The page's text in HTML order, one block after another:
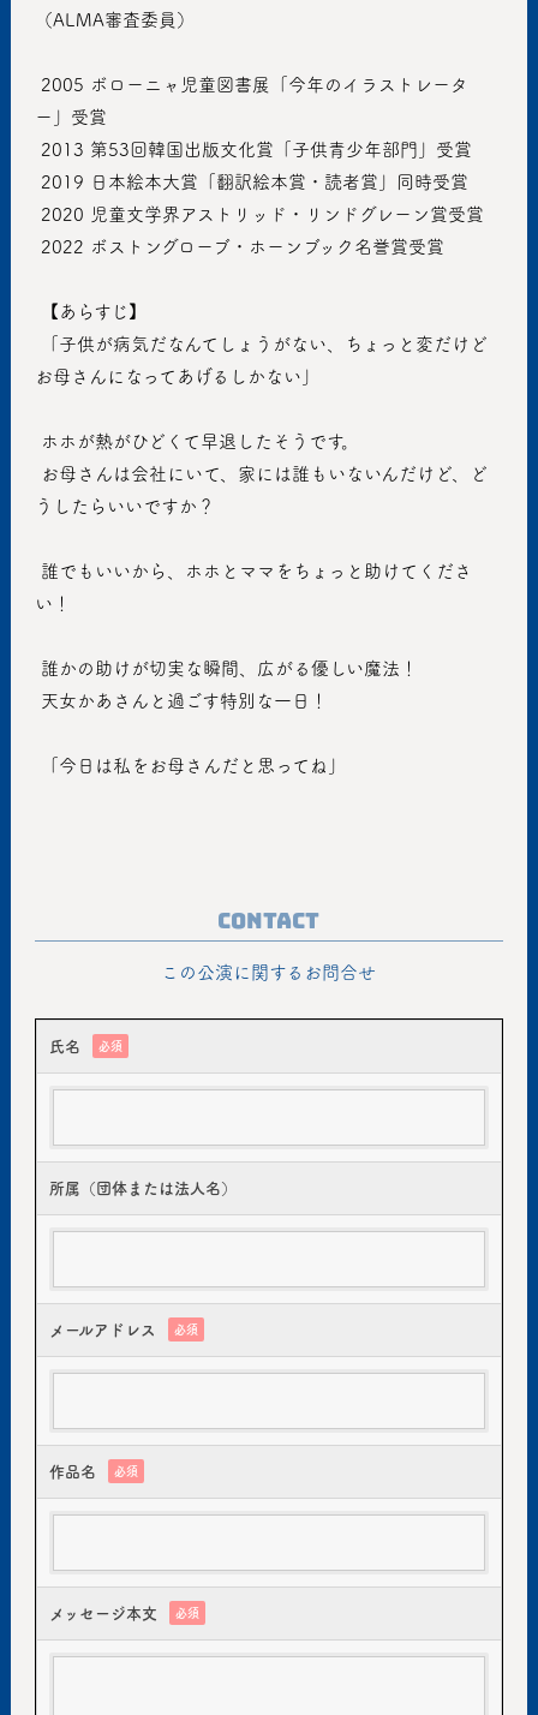
（ALMA審査委員）
ー」受賞
2013 第53回韓国出版文化賞「子供青少年部門」受賞
2019 日本絵本大賞「翻訳絵本賞・読者賞」同時受賞
2020 児童文学界アストリッド・リンドグレーン賞受賞
2022 ボストングローブ・ホーンブック名誉賞受賞
【あらすじ】
お母さんになってあげるしかない」
ホホが熱がひどくて早退したそうです。
うしたらいいですか？
い！
誰かの助けが切実な瞬間、広がる優しい魔法！
天女かあさんと過ごす特別な一日！
「今日は私をお母さんだと思ってね」
Contact
この公演に関するお問合せ
氏名 必須
所属（団体または法人名）
メールアドレス 必須
作品名 必須
メッセージ本文 必須